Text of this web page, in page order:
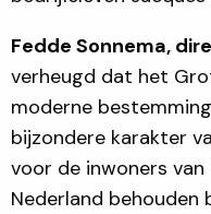
Fedde Sonnema,
verheugd dat het
moderne
bijzondere karakter
voor de inwoners
Nederland